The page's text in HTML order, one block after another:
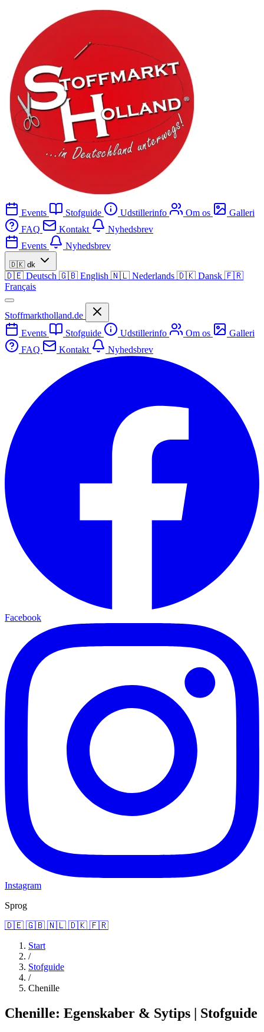
Events Stofguide Udstillerinfo Om os
Galleri
FAQ
Kontakt
Nyhedsbrev
Events
Nyhedsbrev
🇩🇰 dk
🇩🇪 Deutsch 🇬🇧 English 🇳🇱 Nederlands 🇩🇰 Dansk 🇫🇷
Français
Stoffmarktholland.de
Events
Stofguide Udstillerinfo Om os
Galleri
FAQ
Kontakt Nyhedsbrev
Facebook
Instagram
Sprog
🇩🇪 🇬🇧 🇳🇱 🇩🇰 🇫🇷
Start
/
Stofguide
/
Chenille
Chenille: Egenskaber & Sytips | Stofguide